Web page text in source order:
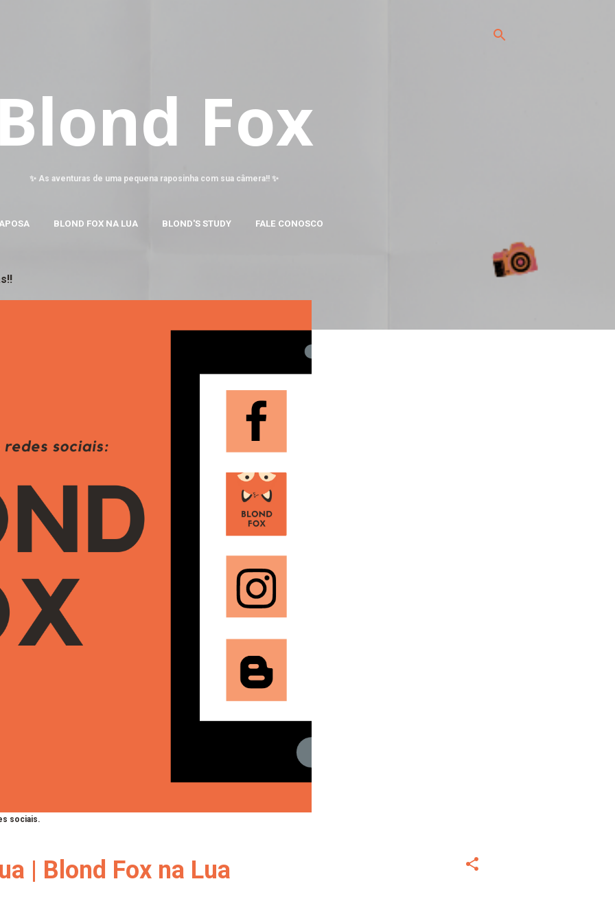
Blond Fox
✨ As aventuras de uma pequena raposinha com sua câmera!! ✨
BLOND FOX NA LUA BLOND'S STUDY FALE CONOSCO
sociais.
| Blond Fox na Lua